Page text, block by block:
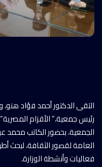
التقى الدكتور أحمد فؤاد هنو،
رئيس جمعية،” الأقزام
الجمعية، بحضور الكاتب محمد
العامة لقصور الثقافة، لبحث
فعاليات وأنشطة الوزارة.